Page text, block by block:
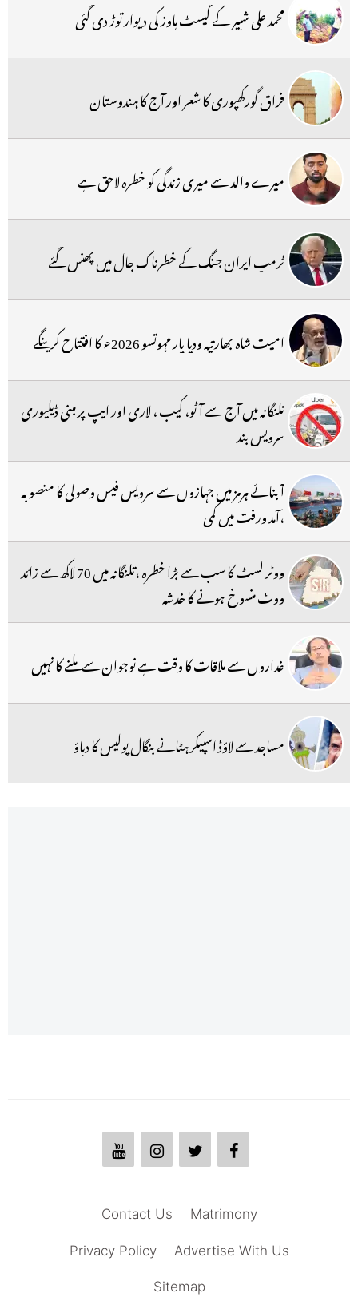
محمد علی شبیر کے گیسٹ ہاوز کی دیوار توڑ دی گئی
فراق گورکھپوری کا شعر اور آج کا ہندوستان
میرے والد سے میری زندگی کو خطرہ لاحق ہے
ٹرمپ ایران جنگ کے خطرناک جال میں پھنس گئے
امیت شاہ بھارتیہ ودیا پار مہوتسو 2026ء کا افتتاح کرینگے
تلنگانہ میں آج سے آٹو، کیب ، لاری اور ایپ پر مبنی ڈیلیوری
سرویس بند
آبنائے ہرمز میں جہازوں سے سرویس فیس وصولی کا منصوبہ
،آمد ورفت میں کمی
ووٹر لسٹ کا سب سے بڑا خطرہ ،تلنگانہ میں 70 لاکھ سے زائد
ووٹ منسوخ ہونے کا خدشہ
غداروں سے ملاقات کا وقت ہے نوجوان سے ملنے کا نہیں
مساجد سے لاؤڈ اسپیکر ہٹانے بنگال پولیس کا دباؤ
Matrimony
Contact Us
Advertise With Us
Privacy Policy
Sitemap